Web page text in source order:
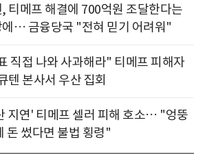
티메프 해결에 700억원 조달한다는
에… 금융당국 "전혀 믿기 어려워"
직접 나와 사과해라" 티메프 피해자
텐 본사서 우산 집회
지연' 티메프 셀러 피해 호소… "엉뚱
돈 썼다면 불법 횡령"